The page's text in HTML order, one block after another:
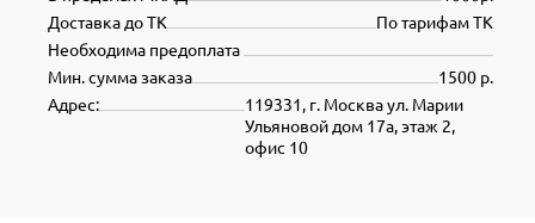
По тарифам ТК
Доставка до ТК
Необходима предоплата
1500 р.
Мин. сумма заказа
119331, г. Москва ул. Марии
Ульяновой дом 17а, этаж 2,
офис 10
Адрес: